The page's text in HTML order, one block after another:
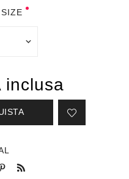
inclusa